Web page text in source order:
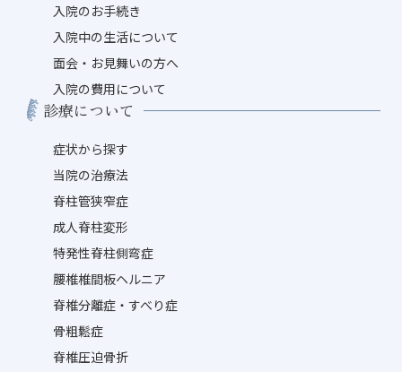
入院のお手続き
入院中の生活について
面会・お見舞いの方へ
入院の費用について
診療について
症状から探す
当院の治療法
脊柱管狭窄症
成人脊柱変形
特発性脊柱側弯症
腰椎椎間板ヘルニア
脊椎分離症・すべり症
骨粗鬆症
脊椎圧迫骨折